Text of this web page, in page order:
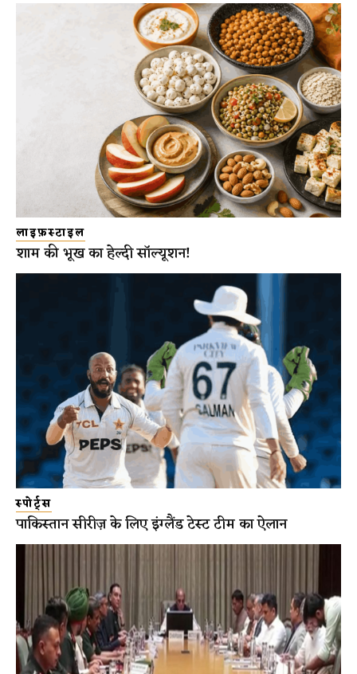
लाइफ़स्टाइल
शाम की भूख का हेल्दी सॉल्यूशन!
स्पोर्ट्स
पाकिस्तान सीरीज़ के लिए इंग्लैंड टेस्ट टीम का ऐलान